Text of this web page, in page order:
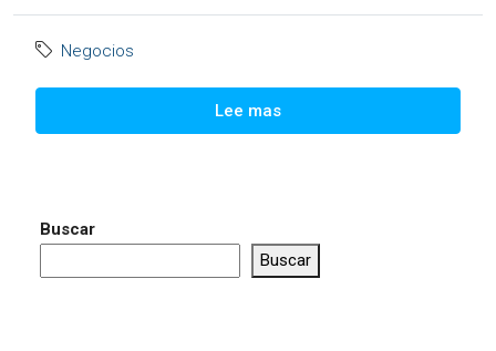
Negocios
Lee mas
Buscar
Buscar